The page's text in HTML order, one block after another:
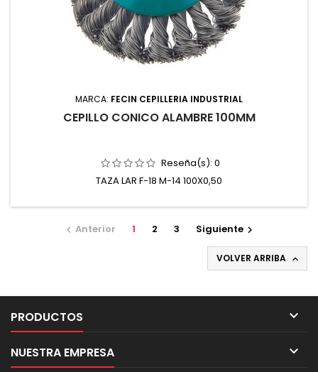
MARCA: FECIN CEPILLERIA INDUSTRIAL
CEPILLO CONICO ALAMBRE 100MM
Reseña(s): 0
TAZA LAR F-18 M-14 100X0,50
 Anterior 1 2 3 Siguiente
VOLVER ARRIBA 
PRODUCTOS 
NUESTRA EMPRESA 